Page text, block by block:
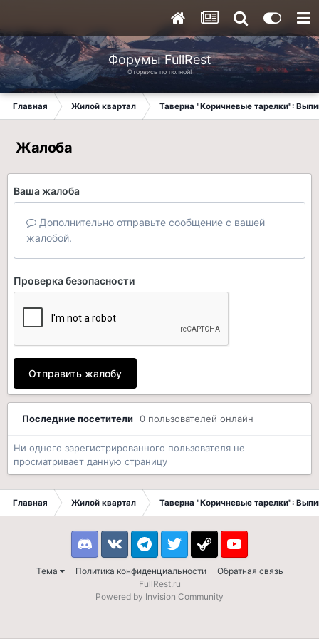
Форумы FullRest
Оторвись по полной!
Главная Жилой квартал Таверна "Коричневые тарелки":
Жалоба
Ваша жалоба
Дополнительно отправьте сообщение с вашей
жалобой.
Проверка безопасности
Отправить жалобу
Последние посетители 0 пользователей онлайн
Ни одного зарегистрированного пользователя не
просматривает данную страницу
Главная Жилой квартал Таверна "Коричневые тарелки":
Тема Политика конфиденциальности Обратная связь
DiscordVK TelegramTwitter Steam Youtube
FullRest.ru
Powered by Invision Community